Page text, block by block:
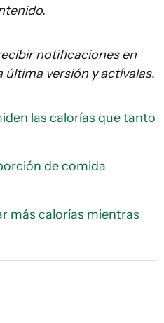
notificaciones en
última versión y actívalas.
las calorías que tanto
de comida
más calorías mientras